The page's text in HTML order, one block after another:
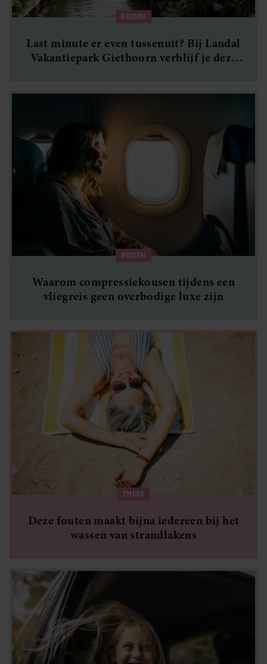
verzameld op basis van uw gebruik van hun services. U
gebruiken.
REIZEN
Last minute er even tussenuit? Bij Landal
Vakantiepark Giethoorn verblijf je deze
REIZEN
Waarom compressiekousen tijdens een
vliegreis geen overbodige luxe zijn
THUIS
Deze fouten maakt bijna iedereen bij het
wassen van strandlakens